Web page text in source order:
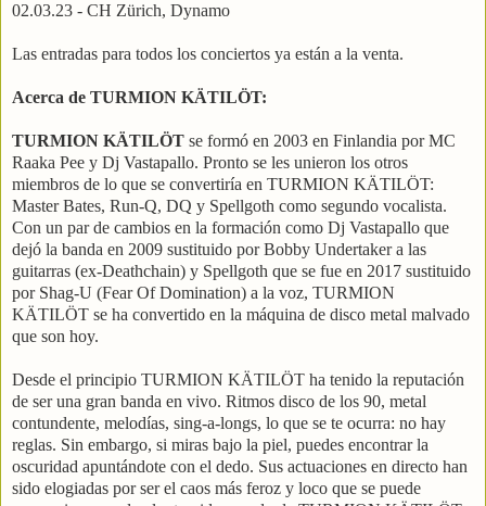
02.03.23 - CH Zürich, Dynamo
Las entradas para todos los conciertos ya están a la venta.
Acerca de TURMION KÄTILÖT:
TURMION KÄTILÖT se formó en 2003 en Finlandia por MC
Raaka Pee y Dj Vastapallo. Pronto se les unieron los otros
miembros de lo que se convertiría en TURMION KÄTILÖT:
Master Bates, Run-Q, DQ y Spellgoth como segundo vocalista.
Con un par de cambios en la formación como Dj Vastapallo que
dejó la banda en 2009 sustituido por Bobby Undertaker a las
guitarras (ex-Deathchain) y Spellgoth que se fue en 2017 sustituido
por Shag-U (Fear Of Domination) a la voz, TURMION
KÄTILÖT se ha convertido en la máquina de disco metal malvado
que son hoy.
Desde el principio TURMION KÄTILÖT ha tenido la reputación
de ser una gran banda en vivo. Ritmos disco de los 90, metal
contundente, melodías, sing-a-longs, lo que se te ocurra: no hay
reglas. Sin embargo, si miras bajo la piel, puedes encontrar la
oscuridad apuntándote con el dedo. Sus actuaciones en directo han
sido elogiadas por ser el caos más feroz y loco que se puede